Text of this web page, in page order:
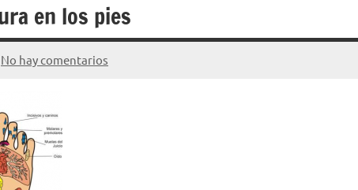
en los pies
No hay comentarios